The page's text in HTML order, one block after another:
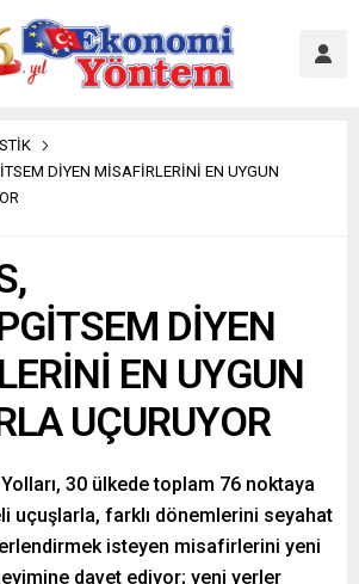
DİYEN MİSAFİRLERİNİ EN UYGUN
DİYEN
EN UYGUN
UÇURUYOR
30 ülkede toplam 76 noktaya
uçuşlarla, farklı dönemlerini seyahat
isteyen misafirlerini yeni
davet ediyor; yeni yerler